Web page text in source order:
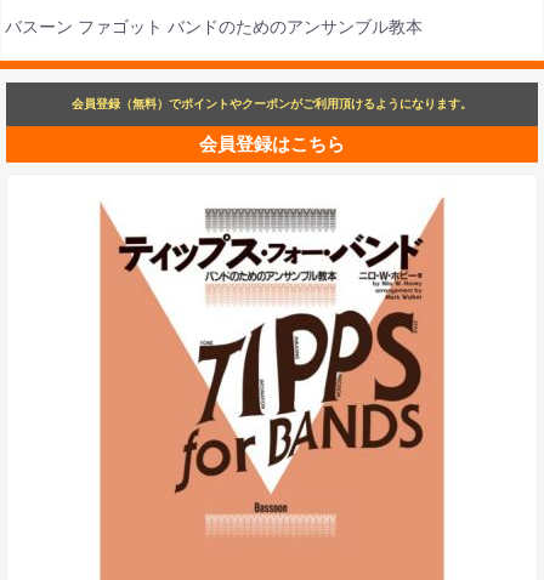
バスーン ファゴット バンドのためのアンサンブル教本
会員登録（無料）でポイントやクーポンがご利用頂けるようになります。
会員登録はこちら